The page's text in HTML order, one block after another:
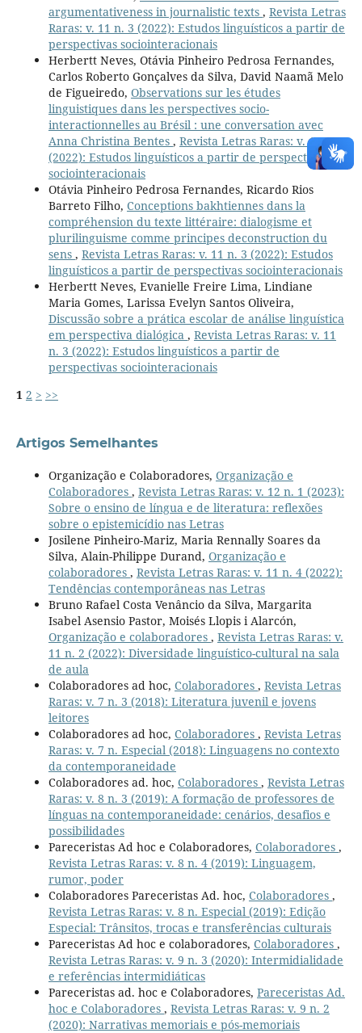
argumentativeness in journalistic texts , Revista Letras
Raras: v. 11 n. 3 (2022): Estudos linguísticos a partir de
perspectivas sociointeracionais
Herbertt Neves, Otávia Pinheiro Pedrosa Fernandes,
Carlos Roberto Gonçalves da Silva, David Naamã Melo
de Figueiredo, Observations sur les études
linguistiques dans les perspectives socio-
interactionnelles au Brésil : une conversation avec
Anna Christina Bentes , Revista Letras Raras: v. 11 n. 3
(2022): Estudos linguísticos a partir de perspectivas
sociointeracionais
Otávia Pinheiro Pedrosa Fernandes, Ricardo Rios
Barreto Filho, Conceptions bakhtiennes dans la
compréhension du texte littéraire: dialogisme et
plurilinguisme comme principes deconstruction du
sens , Revista Letras Raras: v. 11 n. 3 (2022): Estudos
linguísticos a partir de perspectivas sociointeracionais
Herbertt Neves, Evanielle Freire Lima, Lindiane
Maria Gomes, Larissa Evelyn Santos Oliveira,
Discussão sobre a prática escolar de análise linguística
em perspectiva dialógica , Revista Letras Raras: v. 11
n. 3 (2022): Estudos linguísticos a partir de
perspectivas sociointeracionais
1 2 > >>
Artigos Semelhantes
Organização e Colaboradores, Organização e
Colaboradores , Revista Letras Raras: v. 12 n. 1 (2023):
Sobre o ensino de língua e de literatura: reflexões
sobre o epistemicídio nas Letras
Josilene Pinheiro-Mariz, Maria Rennally Soares da
Silva, Alain-Philippe Durand, Organização e
colaboradores , Revista Letras Raras: v. 11 n. 4 (2022):
Tendências contemporâneas nas Letras
Bruno Rafael Costa Venâncio da Silva, Margarita
Isabel Asensio Pastor, Moisés Llopis i Alarcón,
Organização e colaboradores , Revista Letras Raras: v.
11 n. 2 (2022): Diversidade linguístico-cultural na sala
de aula
Colaboradores ad hoc, Colaboradores , Revista Letras
Raras: v. 7 n. 3 (2018): Literatura juvenil e jovens
leitores
Colaboradores ad hoc, Colaboradores , Revista Letras
Raras: v. 7 n. Especial (2018): Linguagens no contexto
da contemporaneidade
Colaboradores ad. hoc, Colaboradores , Revista Letras
Raras: v. 8 n. 3 (2019): A formação de professores de
línguas na contemporaneidade: cenários, desafios e
possibilidades
Pareceristas Ad hoc e Colaboradores, Colaboradores ,
Revista Letras Raras: v. 8 n. 4 (2019): Linguagem,
rumor, poder
Colaboradores Pareceristas Ad. hoc, Colaboradores ,
Revista Letras Raras: v. 8 n. Especial (2019): Edição
Especial: Trânsitos, trocas e transferências culturais
Pareceristas Ad hoc e colaboradores, Colaboradores ,
Revista Letras Raras: v. 9 n. 3 (2020): Intermidialidade
e referências intermidiáticas
Pareceristas ad. hoc e Colaboradores, Pareceristas Ad.
hoc e Colaboradores , Revista Letras Raras: v. 9 n. 2
(2020): Narrativas memoriais e pós-memoriais